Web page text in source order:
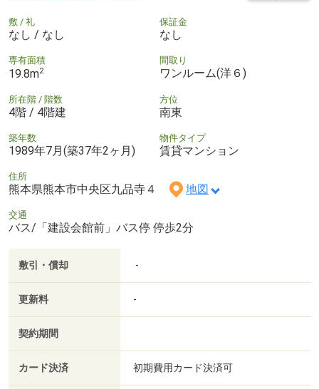
敷 / 礼
なし / なし
保証金
なし
専有面積
19.8m2
間取り
ワンルーム(洋６)
所在階 / 階数
4階 / 4階建
方位
南東
築年数
1989年7月(築37年2ヶ月)
物件タイプ
賃貸マンション
住所
熊本県熊本市中央区九品寺４ 地図
交通
バス/「建設会館前」バス停 停歩2分
敷引・償却 -
更新料 -
契約期間
カード決済 初期費用カード決済可